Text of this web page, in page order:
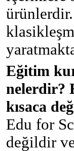
Eğitim
nelerdir?
kısaca
Edu for
değildir